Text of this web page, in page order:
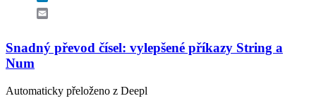
Snadný převod čísel: vylepšené příkazy String a
Num
Automaticky přeloženo z Deepl